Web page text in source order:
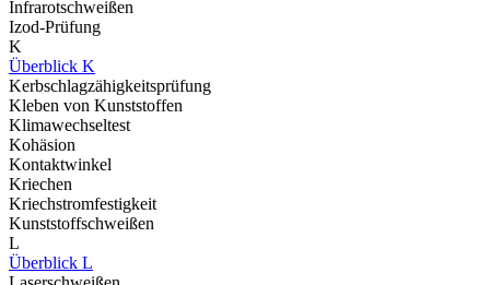
Infrarotschweißen
Izod-Prüfung
K
Überblick K
Kerbschlagzähigkeitsprüfung
Kleben von Kunststoffen
Klimawechseltest
Kohäsion
Kontaktwinkel
Kriechen
Kriechstromfestigkeit
Kunststoffschweißen
L
Überblick L